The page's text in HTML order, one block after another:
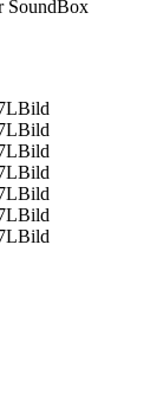
SoundBox